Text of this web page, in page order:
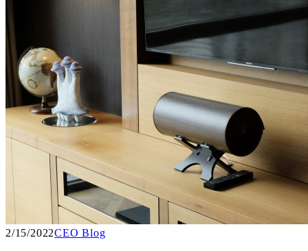
2/15/2022CEO Blog